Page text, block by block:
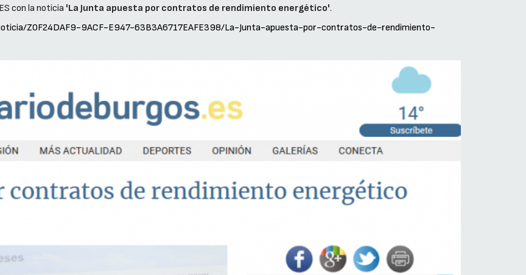
con la noticia 'La Junta apuesta por contratos de rendimiento energético'.
Z0F24DAF9-9ACF-E947-63B3A6717EAFE398/La-Junta-apuesta-por-contratos-de-rendimiento-